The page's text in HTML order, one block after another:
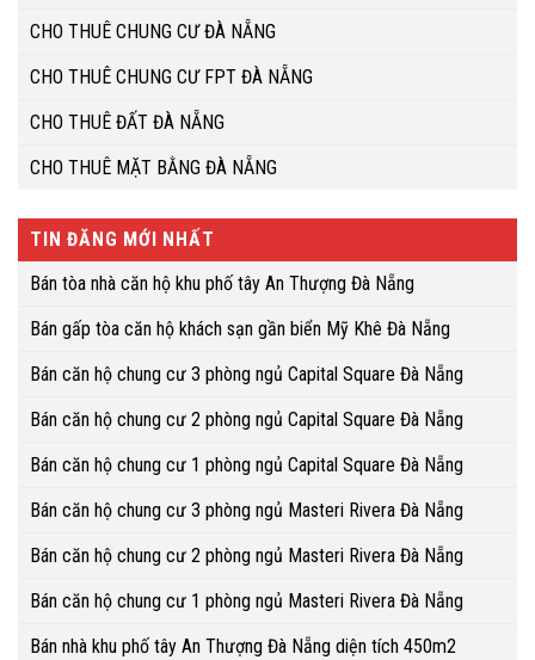
CHO THUÊ CHUNG CƯ ĐÀ NẴNG
CHO THUÊ CHUNG CƯ FPT ĐÀ NẴNG
CHO THUÊ ĐẤT ĐÀ NẴNG
CHO THUÊ MẶT BẰNG ĐÀ NẴNG
TIN ĐĂNG MỚI NHẤT
Bán tòa nhà căn hộ khu phố tây An Thượng Đà Nẵng
Bán gấp tòa căn hộ khách sạn gần biển Mỹ Khê Đà Nẵng
Bán căn hộ chung cư 3 phòng ngủ Capital Square Đà Nẵng
Bán căn hộ chung cư 2 phòng ngủ Capital Square Đà Nẵng
Bán căn hộ chung cư 1 phòng ngủ Capital Square Đà Nẵng
Bán căn hộ chung cư 3 phòng ngủ Masteri Rivera Đà Nẵng
Bán căn hộ chung cư 2 phòng ngủ Masteri Rivera Đà Nẵng
Bán căn hộ chung cư 1 phòng ngủ Masteri Rivera Đà Nẵng
Bán nhà khu phố tây An Thượng Đà Nẵng diện tích 450m2